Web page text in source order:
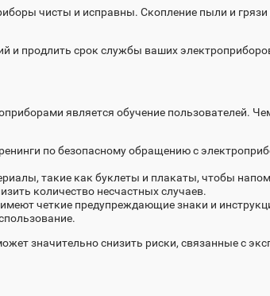
чисты и исправны. Скопление пыли и грязи
и продлить срок службы ваших
является обучение пользователей.
по безопасному обращению с
такие как буклеты и плакаты, чтобы
количество несчастных случаев.
четкие предупреждающие знаки и
значительно снизить риски, связанные с